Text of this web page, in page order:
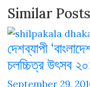
Similar Posts
দেশব্যাপী
চলচ্চিত্র উৎসব
September 29,